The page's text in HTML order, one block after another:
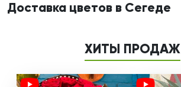
Доставка цветов в Сегеде
ХИТЫ ПРОДАЖ